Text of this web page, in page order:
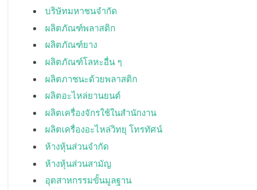
บริษัทมหาชนจำกัด
ผลิตภัณฑ์พลาสติก
ผลิตภัณฑ์ยาง
ผลิตภัณฑ์โลหะอื่น ๆ
ผลิตภาชนะด้วยพลาสติก
ผลิตอะไหล่ยานยนต์
ผลิตเครื่องจักรใช้ในสำนักงาน
ผลิตเครื่องอะไหล่วิทยุ โทรทัศน์
ห้างหุ้นส่วนจำกัด
ห้างหุ้นส่วนสามัญ
อุตสาหกรรมขั้นมูลฐาน